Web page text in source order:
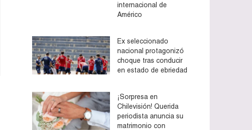
internacional de
Américo
Ex seleccionado
nacional protagonizó
choque tras conducir
en estado de ebriedad
¡Sorpresa en
Chilevisión! Querida
periodista anuncia su
matrimonio con